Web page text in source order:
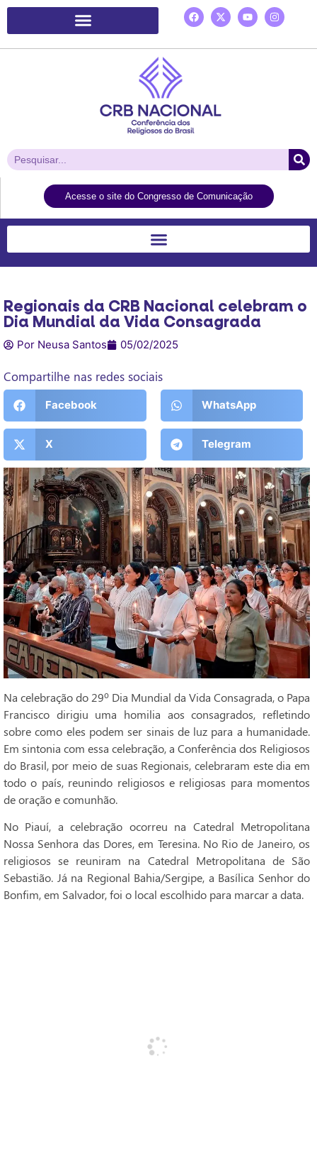
Acesse o site do Congresso de Comunicação
Regionais da CRB Nacional celebram o
Dia Mundial da Vida Consagrada
Por Neusa Santos 05/02/2025
Compartilhe nas redes sociais
Facebook WhatsApp
X Telegram
Na celebração do 29º Dia Mundial da Vida Consagrada, o Papa
Francisco dirigiu uma homilia aos consagrados, refletindo
sobre como eles podem ser sinais de luz para a humanidade.
Em sintonia com essa celebração, a Conferência dos Religiosos
do Brasil, por meio de suas Regionais, celebraram este dia em
todo o país, reunindo religiosos e religiosas para momentos
de oração e comunhão.
No Piauí, a celebração ocorreu na Catedral Metropolitana
Nossa Senhora das Dores, em Teresina. No Rio de Janeiro, os
religiosos se reuniram na Catedral Metropolitana de São
Sebastião. Já na Regional Bahia/Sergipe, a Basílica Senhor do
Bonfim, em Salvador, foi o local escolhido para marcar a data.